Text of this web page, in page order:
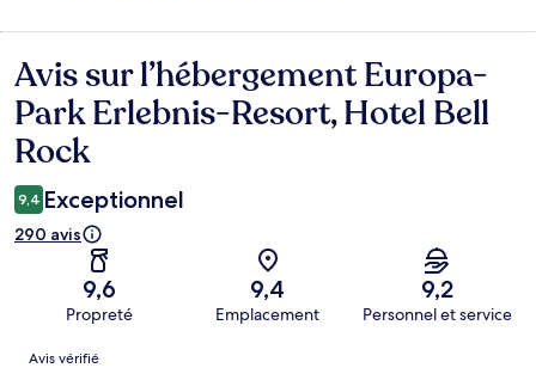
Avis
Avis sur l’hébergement Europa-
Park Erlebnis-Resort, Hotel Bell
Rock
9,4 Exceptionnel
290 avis
9,6
Propreté
9,4
Emplacement
9,2
Personnel et service
Avis
Avis vérifié